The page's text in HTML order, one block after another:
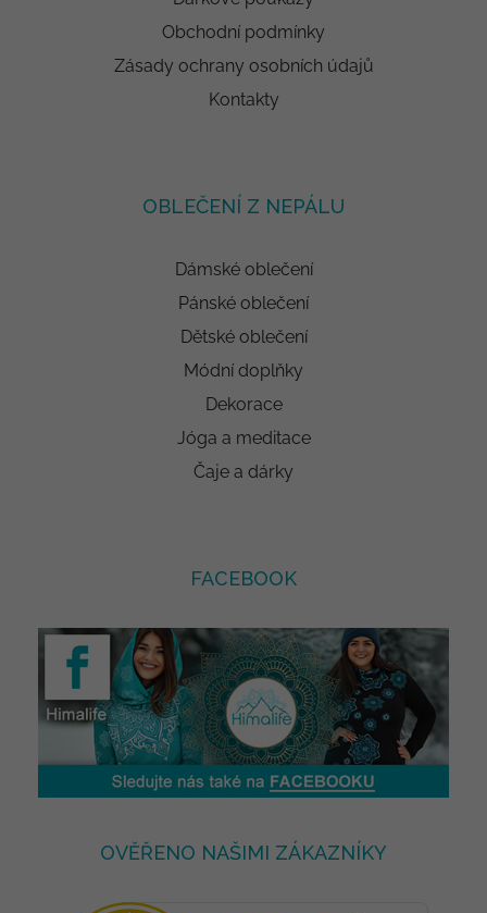
Obchodní podmínky
Zásady ochrany osobních údajů
Kontakty
OBLEČENÍ Z NEPÁLU
Dámské oblečení
Pánské oblečení
Dětské oblečení
Módní doplňky
Dekorace
Jóga a meditace
Čaje a dárky
FACEBOOK
OVĚŘENO NAŠIMI ZÁKAZNÍKY